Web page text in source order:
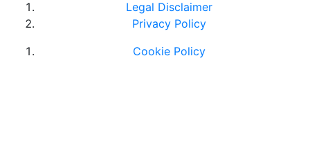
Legal Disclaimer
Privacy Policy
Cookie Policy